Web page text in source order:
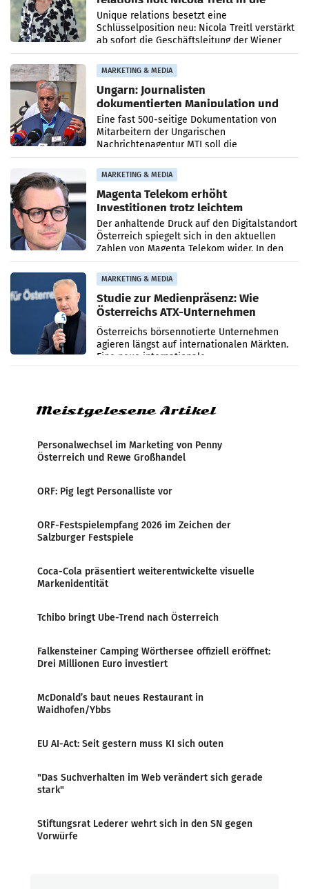
Geschäftsleitung
Unique relations besetzt eine
Schlüsselposition neu: Nicola Treitl verstärkt
ab sofort die Geschäftsleitung der Wiener
PR-Agentur an der Seite von Josef Kalina und
Anna Kalina-Mahr.
MARKETING & MEDIA
Ungarn: Journalisten
dokumentierten Manipulation und
Zensur
Eine fast 500-seitige Dokumentation von
Mitarbeitern der Ungarischen
Nachrichtenagentur MTI soll die
systematische Nachrichten-Manipulation und
Zensur bei der Agentur während der Zeit
MARKETING & MEDIA
Magenta Telekom erhöht
Investitionen trotz leichtem
Umsatzrückgang
Der anhaltende Druck auf den Digitalstandort
Österreich spiegelt sich in den aktuellen
Zahlen von Magenta Telekom wider. In den
ersten sechs Monaten des laufenden Jahres
verzeichnete
MARKETING & MEDIA
Studie zur Medienpräsenz: Wie
Österreichs ATX-Unternehmen
international wahrgenommen
werden
Österreichs börsennotierte Unternehmen
agieren längst auf internationalen Märkten.
Eine neue internationale
Medienresonanzanalyse untersucht die
Meistgelesene Artikel
Personalwechsel im Marketing von Penny
Österreich und Rewe Großhandel
ORF: Pig legt Personalliste vor
ORF-Festspielempfang 2026 im Zeichen der
Salzburger Festspiele
Coca-Cola präsentiert weiterentwickelte visuelle
Markenidentität
Tchibo bringt Ube-Trend nach Österreich
Falkensteiner Camping Wörthersee offiziell eröffnet:
Drei Millionen Euro investiert
McDonald’s baut neues Restaurant in
Waidhofen/Ybbs
EU AI-Act: Seit gestern muss KI sich outen
"Das Suchverhalten im Web verändert sich gerade
stark"
Stiftungsrat Lederer wehrt sich in den SN gegen
Vorwürfe